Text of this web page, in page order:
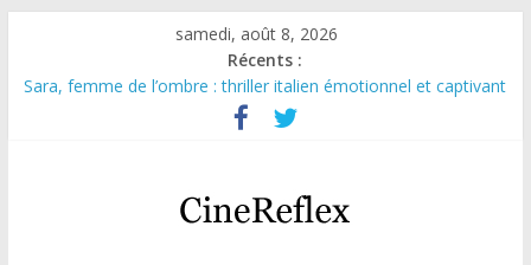
samedi, août 8, 2026
Récents :
Sara, femme de l’ombre : thriller italien émotionnel et captivant
Journal d’une fille larguée : nouvelle série suédoise sur Netflix
Aema : mini-série sur le tournage d’un film érotique devenu
Glass Heart : excellente série musicale avec Takeru Satō
Olympo, saison 1 : nouvelle série qui séduira les fans de